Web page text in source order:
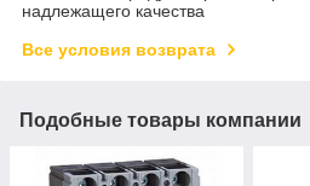
надлежащего качества
Все условия возврата
Подобные товары компании